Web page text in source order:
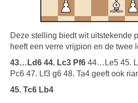
Deze stelling biedt wit uitstekende
heeft een verre vrijpion en de twee
43…Ld6 44. Lc3 Pf6 44…Le5 45.
Pc6 47. Lf3 g6 48. Ta4 geeft ook
45. Tc6 Lb4